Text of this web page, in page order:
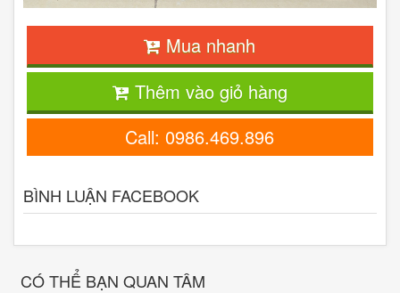
Mua nhanh
Thêm vào giỏ hàng
Call: 0986.469.896
BÌNH LUẬN FACEBOOK
CÓ THỂ BẠN QUAN TÂM